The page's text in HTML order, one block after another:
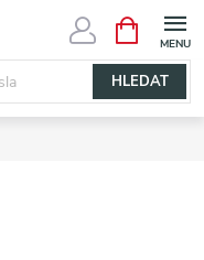
HLEDAT
NÁKUPNÍ
KOŠÍK